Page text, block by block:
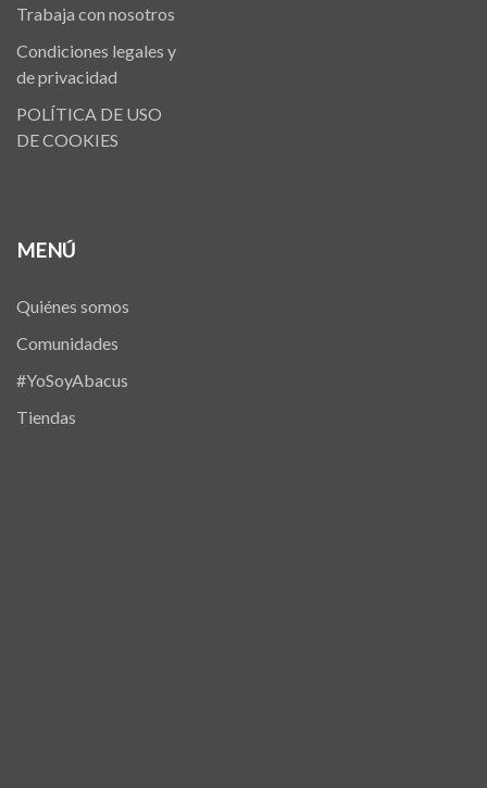
Trabaja con nosotros
Condiciones legales y
de privacidad
POLÍTICA DE USO
DE COOKIES
MENÚ
Quiénes somos
Comunidades
#YoSoyAbacus
Tiendas